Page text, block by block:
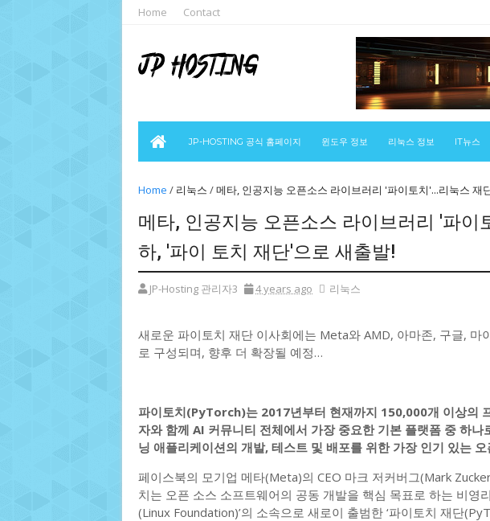
Home Contact
JP-HOSTING 공식 홈페이지 윈도우 정보 리눅스 정보 IT뉴스
Home / 리눅스 /메타, 인공지능 오픈소스 라이브러리 '파이토치'...리눅스 재
메타, 인공지능 오픈소스 라이브러리 '파이
하, '파이 토치 재단'으로 새출발!
JP-Hosting 관리자3 4 years ago 리눅스
새로운 파이토치 재단 이사회에는 Meta와 AMD, 아마존, 구글, 마
로 구성되며, 향후 더 확장될 예정…
파이토치(PyTorch)는 2017년부터 현재까지 150,000개 이상의
자와 함께 AI 커뮤니티 전체에서 가장 중요한 기본 플랫폼 중 하
닝 애플리케이션의 개발, 테스트 및 배포를 위한 가장 인기 있는
페이스북의 모기업 메타(Meta)의 CEO 마크 저커버그(Mark
치는 오픈 소스 소프트웨어의 공동 개발을 핵심 목표로 하는 비영
(Linux Foundation)’의 소속으로 새로이 출범한 ‘파이토치 재단